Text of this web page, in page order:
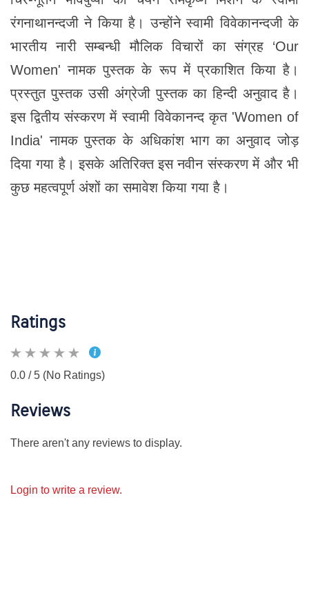
रंगनाथानन्दजी ने किया है। उन्होंने स्वामी विवेकानन्दजी के
भारतीय नारी सम्बन्धी मौलिक विचारों का संग्रह ‘Our
Women' नामक पुस्तक के रूप में प्रकाशित किया है।
प्रस्तुत पुस्तक उसी अंग्रेजी पुस्तक का हिन्दी अनुवाद है।
इस द्वितीय संस्करण में स्वामी विवेकानन्द कृत 'Women of
India' नामक पुस्तक के अधिकांश भाग का अनुवाद जोड़
दिया गया है। इसके अतिरिक्त इस नवीन संस्करण में और भी
कुछ महत्वपूर्ण अंशों का समावेश किया गया है।
Ratings
0.0 / 5 (No Ratings)
Reviews
There aren't any reviews to display.
Login to write a review.